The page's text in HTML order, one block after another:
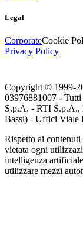
Legal
CorporateCookie
Privacy Policy
Copyright © 1999-
03976881007 -
S.p.A. - RTI S.p.A.,
Bassi) - Uffici Viale
Rispetto ai
vietata ogni
intelligenza
utilizzare mezzi